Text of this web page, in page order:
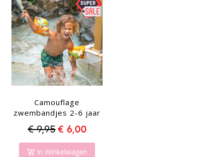
Camouflage
zwembandjes 2-6 jaar
€ 9,95€ 6,00
In Winkelwagen